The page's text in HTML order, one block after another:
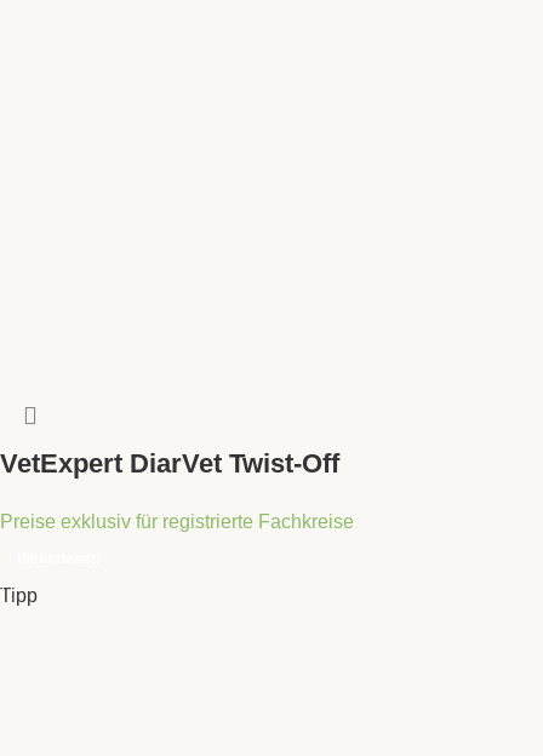
VetExpert DiarVet Twist-Off
Preise exklusiv für registrierte Fachkreise
Tipp